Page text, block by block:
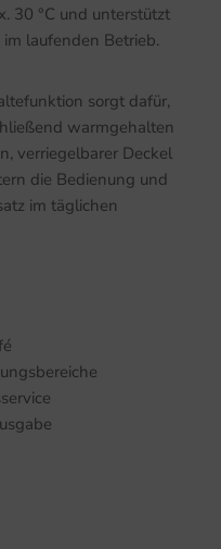
30 °C und unterstützt
laufenden Betrieb.
sorgt dafür,
warmgehalten
verriegelbarer Deckel
die Bedienung und
im täglichen